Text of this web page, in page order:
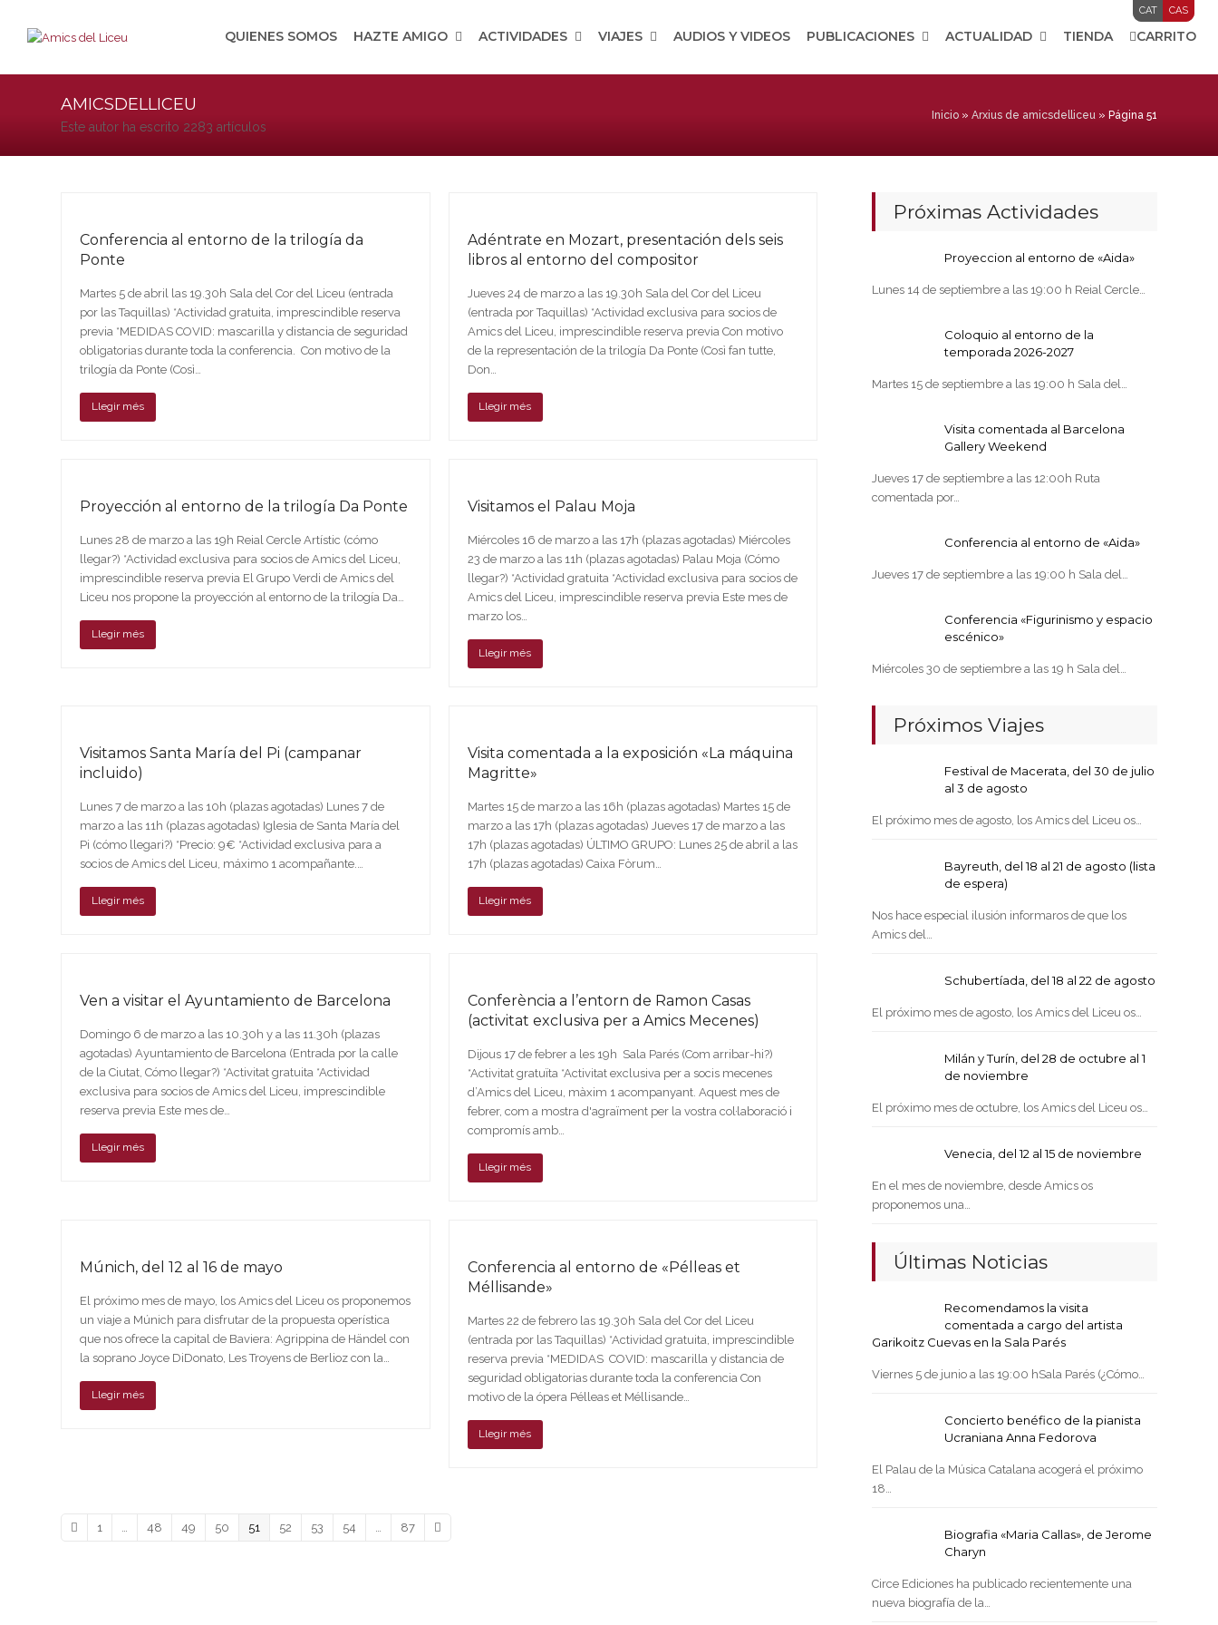
CAT CAS
QUIENES SOMOS HAZTE AMIGO ACTIVIDADES VIAJES AUDIOS Y VIDEOS PUBLICACIONES ACTUALIDAD TIENDA CARRITO
AMICSDELLICEU
Este autor ha escrito 2283 artículos
Inicio» Arxius de amicsdelliceu » Página 51
Conferencia al entorno de la trilogía da
Ponte
Martes 5 de abril las 19.30h Sala del Cor del Liceu (entrada
por las Taquillas) *Actividad gratuita, imprescindible reserva
previa *MEDIDAS COVID: mascarilla y distancia de seguridad
obligatorias durante toda la conferencia. Con motivo de la
trilogía da Ponte (Così…
Llegir més
Adéntrate en Mozart, presentación dels seis
libros al entorno del compositor
Jueves 24 de marzo a las 19.30h Sala del Cor del Liceu
(entrada por Taquillas) *Actividad exclusiva para socios de
Amics del Liceu, imprescindible reserva previa Con motivo
de la representación de la trilogía Da Ponte (Così fan tutte,
Don…
Llegir més
Proyección al entorno de la trilogía Da Ponte
Lunes 28 de marzo a las 19h Reial Cercle Artístic (cómo
llegar?) *Actividad exclusiva para socios de Amics del Liceu,
imprescindible reserva previa El Grupo Verdi de Amics del
Liceu nos propone la proyección al entorno de la trilogía Da…
Llegir més
Visitamos el Palau Moja
Miércoles 16 de marzo a las 17h (plazas agotadas) Miércoles
23 de marzo a las 11h (plazas agotadas) Palau Moja (Cómo
llegar?) *Actividad gratuita *Actividad exclusiva para socios de
Amics del Liceu, imprescindible reserva previa Este mes de
marzo los…
Llegir més
Visitamos Santa María del Pi (campanar
incluido)
Lunes 7 de marzo a las 10h (plazas agotadas) Lunes 7 de
marzo a las 11h (plazas agotadas) Iglesia de Santa María del
Pi (cómo llegari?) *Precio: 9€ *Actividad exclusiva para a
socios de Amics del Liceu, máximo 1 acompañante.…
Llegir més
Visita comentada a la exposición «La máquina
Magritte»
Martes 15 de marzo a las 16h (plazas agotadas) Martes 15 de
marzo a las 17h (plazas agotadas) Jueves 17 de marzo a las
17h (plazas agotadas) ÚLTIMO GRUPO: Lunes 25 de abril a las
17h (plazas agotadas) Caixa Fòrum…
Llegir més
Ven a visitar el Ayuntamiento de Barcelona
Domingo 6 de marzo a las 10.30h y a las 11.30h (plazas
agotadas) Ayuntamiento de Barcelona (Entrada por la calle
de la Ciutat, Cómo llegar?) *Activitat gratuita *Actividad
exclusiva para socios de Amics del Liceu, imprescindible
reserva previa Este mes de…
Llegir més
Conferència a l’entorn de Ramon Casas
(activitat exclusiva per a Amics Mecenes)
Dijous 17 de febrer a les 19h Sala Parés (Com arribar-hi?)
*Activitat gratuïta *Activitat exclusiva per a socis mecenes
d’Amics del Liceu, màxim 1 acompanyant. Aquest mes de
febrer, com a mostra d'agraïment per la vostra col·laboració i
compromís amb…
Llegir més
Múnich, del 12 al 16 de mayo
El próximo mes de mayo, los Amics del Liceu os proponemos
un viaje a Múnich para disfrutar de la propuesta operística
que nos ofrece la capital de Baviera: Agrippina de Händel con
la soprano Joyce DiDonato, Les Troyens de Berlioz con la…
Llegir més
Conferencia al entorno de «Pélleas et
Méllisande»
Martes 22 de febrero las 19.30h Sala del Cor del Liceu
(entrada por las Taquillas) *Actividad gratuita, imprescindible
reserva previa *MEDIDAS COVID: mascarilla y distancia de
seguridad obligatorias durante toda la conferencia Con
motivo de la ópera Pélleas et Méllisande…
Llegir més
Anterior
Page
1 Page
48 Page
49 Page
50 Page
51 Page
52 Page
53 Page
54 Page
87 Siguiente
Próximas Actividades
Proyeccion al entorno de «Aida»
Lunes 14 de septiembre a las 19:00 h Reial Cercle…
Coloquio al entorno de la
temporada 2026-2027
Martes 15 de septiembre a las 19:00 h Sala del…
Visita comentada al Barcelona
Gallery Weekend
Jueves 17 de septiembre a las 12:00h Ruta
comentada por…
Conferencia al entorno de «Aida»
Jueves 17 de septiembre a las 19:00 h Sala del…
Conferencia «Figurinismo y espacio
escénico»
Miércoles 30 de septiembre a las 19 h Sala del…
Próximos Viajes
Festival de Macerata, del 30 de julio
al 3 de agosto
El próximo mes de agosto, los Amics del Liceu os…
Bayreuth, del 18 al 21 de agosto (lista
de espera)
Nos hace especial ilusión informaros de que los
Amics del…
Schubertíada, del 18 al 22 de agosto
El próximo mes de agosto, los Amics del Liceu os…
Milán y Turín, del 28 de octubre al 1
de noviembre
El próximo mes de octubre, los Amics del Liceu os…
Venecia, del 12 al 15 de noviembre
En el mes de noviembre, desde Amics os
proponemos una…
Últimas Noticias
Recomendamos la visita
comentada a cargo del artista
Garikoitz Cuevas en la Sala Parés
Viernes 5 de junio a las 19:00 hSala Parés (¿Cómo…
Concierto benéfico de la pianista
Ucraniana Anna Fedorova
El Palau de la Música Catalana acogerá el próximo
18…
Biografia «Maria Callas», de Jerome
Charyn
Circe Ediciones ha publicado recientemente una
nueva biografía de la…